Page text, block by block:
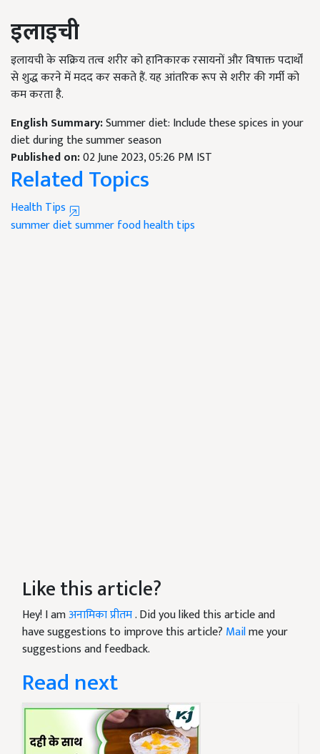
इलाइची
इलायची के सक्रिय तत्व शरीर को हानिकारक रसायनों और विषाक्त पदार्थों
से शुद्ध करने में मदद कर सकते हैं. यह आंतरिक रूप से शरीर की गर्मी को
कम करता है.
English Summary:Summer diet: Include these spices in your
diet during the summer season
Published on:02 June 2023, 05:26 PM IST
Related Topics
Health Tips
summer dietsummer foodhealth tips
Like this article?
Hey! I amअनामिका प्रीतम. Did you liked this article and
have suggestions to improve this article? Mailme your
suggestions and feedback.
Read next